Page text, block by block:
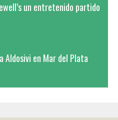
un entretenido partido
Aldosivi en Mar del Plata